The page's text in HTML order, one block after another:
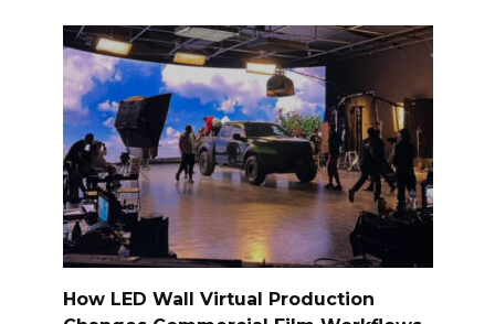
How LED Wall Virtual Production